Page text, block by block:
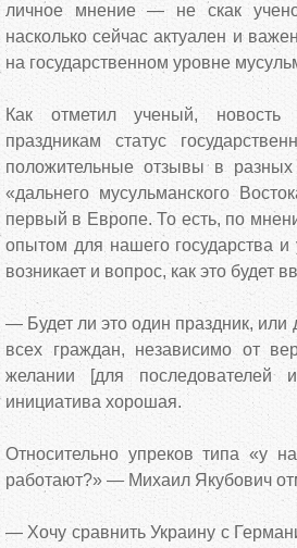
личное мнение — не скак
насколько сейчас актуален и
на государственном уровне
Как отметил ученый, новость
праздникам статус
положительные отзывы в
«дальнего мусульманского
первый в Европе. То есть, по
опытом для нашего государства
возникает и вопрос, как это будет
— Будет ли это один праздник,
всех граждан, независимо от
желании [для
инициатива хорошая.
Относительно упреков типа «у
работают?» — Михаил Якубович
— Хочу сравнить Украину с